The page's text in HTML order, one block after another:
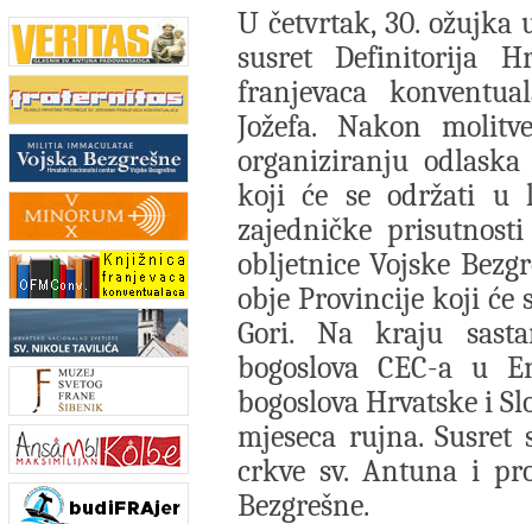
U četvrtak, 30. ožujka
susret Definitorija
franjevaca
Jožefa. Nakon
organiziranju odlaska
koji će se održati u
zajedničke
obljetnice Vojske
obje Provincije koji će
Gori. Na kraju
bogoslova CEC-a u
bogoslova Hrvatske i
mjeseca rujna.
crkve sv. Antuna i
Bezgrešne.